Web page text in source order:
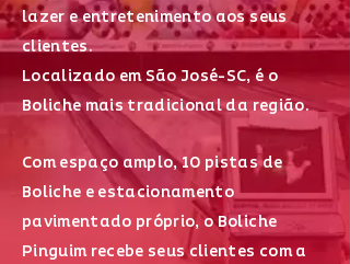
lazer e entretenimento aos seus
clientes.
Localizado em São José-SC, é o
Boliche mais tradicional da região.
Com espaço amplo, 10 pistas de
Boliche e estacionamento
pavimentado próprio, o Boliche
Pinguim recebe seus clientes com a